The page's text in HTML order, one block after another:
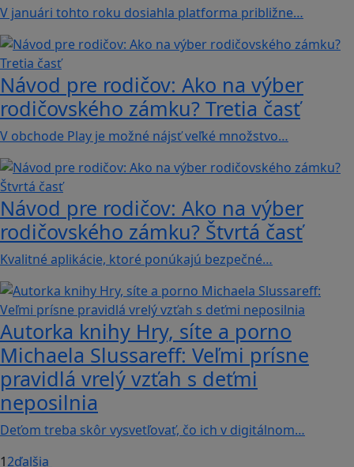
V januári tohto roku dosiahla platforma približne…
Návod pre rodičov: Ako na výber
rodičovského zámku? Tretia časť
V obchode Play je možné nájsť veľké množstvo…
Návod pre rodičov: Ako na výber
rodičovského zámku? Štvrtá časť
Kvalitné aplikácie, ktoré ponúkajú bezpečné…
Autorka knihy Hry, síte a porno
Michaela Slussareff: Veľmi prísne
pravidlá vrelý vzťah s deťmi
neposilnia
Deťom treba skôr vysvetľovať, čo ich v digitálnom…
12ďalšia